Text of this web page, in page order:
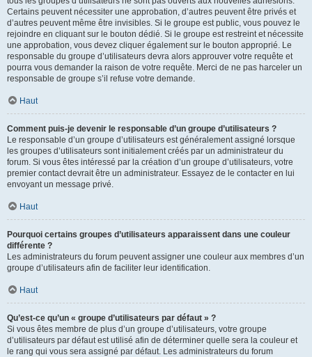
Certains peuvent nécessiter une approbation, d’autres peuvent être privés et
d’autres peuvent même être invisibles. Si le groupe est public, vous pouvez le
rejoindre en cliquant sur le bouton dédié. Si le groupe est restreint et nécessite
une approbation, vous devez cliquer également sur le bouton approprié. Le
responsable du groupe d’utilisateurs devra alors approuver votre requête et
pourra vous demander la raison de votre requête. Merci de ne pas harceler un
responsable de groupe s’il refuse votre demande.
Haut
Comment puis-je devenir le responsable d’un groupe d’utilisateurs ?
Le responsable d’un groupe d’utilisateurs est généralement assigné lorsque
les groupes d’utilisateurs sont initialement créés par un administrateur du
forum. Si vous êtes intéressé par la création d’un groupe d’utilisateurs, votre
premier contact devrait être un administrateur. Essayez de le contacter en lui
envoyant un message privé.
Haut
Pourquoi certains groupes d’utilisateurs apparaissent dans une couleur
différente ?
Les administrateurs du forum peuvent assigner une couleur aux membres d’un
groupe d’utilisateurs afin de faciliter leur identification.
Haut
Qu’est-ce qu’un « groupe d’utilisateurs par défaut » ?
Si vous êtes membre de plus d’un groupe d’utilisateurs, votre groupe
d’utilisateurs par défaut est utilisé afin de déterminer quelle sera la couleur et
le rang qui vous sera assigné par défaut. Les administrateurs du forum